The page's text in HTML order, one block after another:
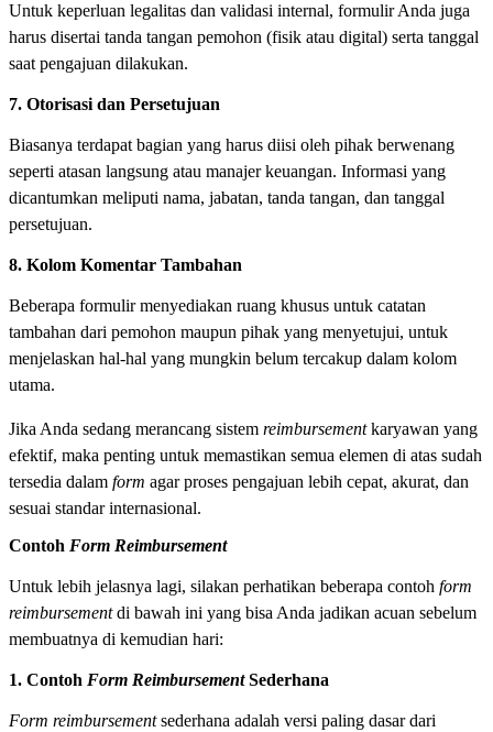
Untuk keperluan legalitas dan validasi internal, formulir Anda juga
harus disertai tanda tangan pemohon (fisik atau digital) serta tanggal
saat pengajuan dilakukan.
7. Otorisasi dan Persetujuan
Biasanya terdapat bagian yang harus diisi oleh pihak berwenang
seperti atasan langsung atau manajer keuangan. Informasi yang
dicantumkan meliputi nama, jabatan, tanda tangan, dan tanggal
persetujuan.
8. Kolom Komentar Tambahan
Beberapa formulir menyediakan ruang khusus untuk catatan
tambahan dari pemohon maupun pihak yang menyetujui, untuk
menjelaskan hal-hal yang mungkin belum tercakup dalam kolom
utama.
Jika Anda sedang merancang sistem reimbursementkaryawan yang
efektif, maka penting untuk memastikan semua elemen di atas sudah
tersedia dalam form agar proses pengajuan lebih cepat, akurat, dan
sesuai standar internasional.
Contoh Form Reimbursement
Untuk lebih jelasnya lagi, silakan perhatikan beberapa contoh form
reimbursementdi bawah ini yang bisa Anda jadikan acuan sebelum
membuatnya di kemudian hari:
1. Contoh Form ReimbursementSederhana
Form reimbursementsederhana adalah versi paling dasar dari